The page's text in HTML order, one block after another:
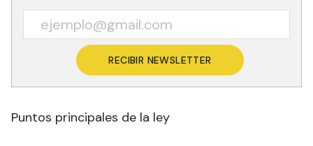
RECIBIR NEWSLETTER
Puntos principales de la ley